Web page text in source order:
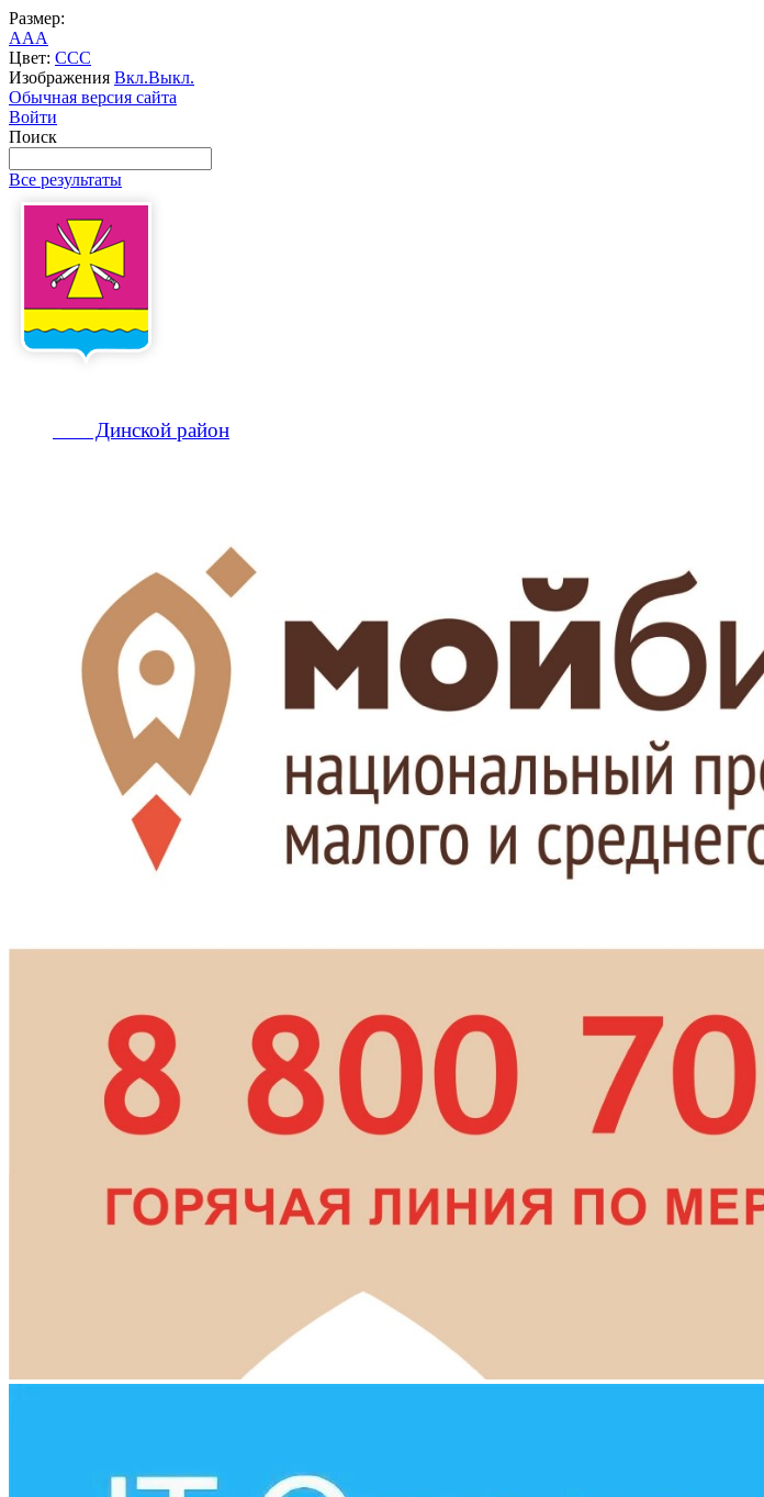
Размер:
AAA
Цвет: CCC
Изображения Вкл.Выкл.
Обычная версия сайта
Войти
Поиск
Все результаты
Динской район